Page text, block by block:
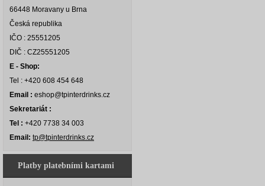
66448 Moravany u Brna
Česká republika
IČO : 25551205
DIČ : CZ25551205
E - Shop:
Tel : +420 608 454 648
Email : eshop@tpinterdrinks.cz
Sekretariát :
Tel : +420 7738 34 003
Email: tp@tpinterdrinks.cz
Platby platebními kartami